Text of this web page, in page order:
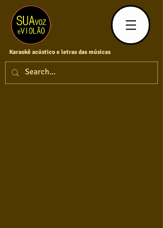
Karaokê acústico e letras das músicas